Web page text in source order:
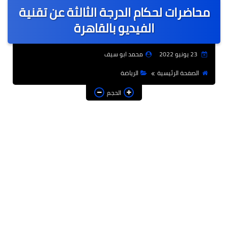
عالمى
الرياضة
حوادث وقضايا
التعليم
محاضرات لحكام الدرجة الثالثة عن تقنية
الفيديو بالقاهرة
محمد ابو سيف
الصفحة الرئيسية
الرياضة
الحجم